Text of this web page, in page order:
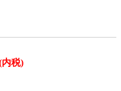
内税)